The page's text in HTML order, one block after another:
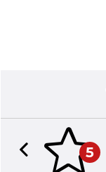
5
Previous slide